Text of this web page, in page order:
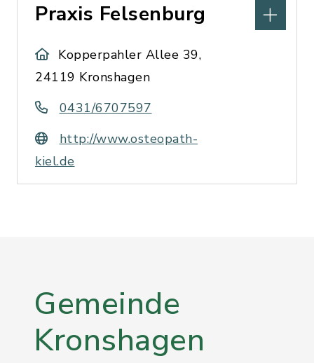
Praxis Felsenburg
Kopperpahler Allee 39,
24119 Kronshagen
0431/6707597
http://www.osteopath-
kiel.de
Gemeinde
Kronshagen